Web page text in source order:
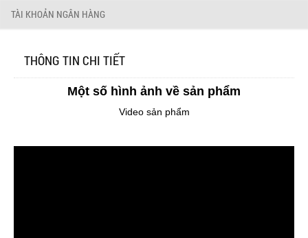
TÀI KHOẢN NGÂN HÀNG
THÔNG TIN CHI TIẾT
Một số hình ảnh về sản phẩm
Video sản phẩm